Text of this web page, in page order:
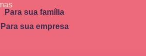
Para sua família
Para sua empresa